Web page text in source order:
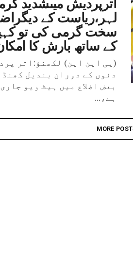
لہر،ریاست کے
سخت گرمی کی تو
کے ساتھ بارش کا
(پی این این) لکھنؤ:اتر
دنوں کے دوران بندیل
بعض اضلاع میں ہیٹ ویو
ہے،...
MORE